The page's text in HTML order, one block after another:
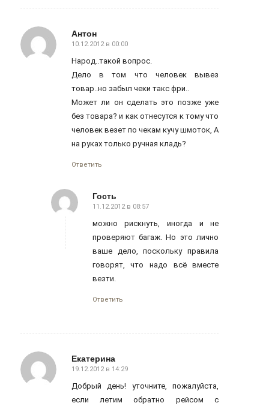
Антон
говорит:
10.12.2012 в 00:00
Народ..такой вопрос.
Дело в том что человек вывез
товар..но забыл чеки такс фри..
Может ли он сделать это позже уже
без товара? и как отнесутся к тому что
человек везет по чекам кучу шмоток, А
на руках только ручная кладь?
Ответить
Гость
говорит:
11.12.2012 в 08:57
можно рискнуть, иногда и не
проверяют багаж. Но это лично
ваше дело, поскольку правила
говорят, что надо всё вместе
везти.
Ответить
Екатерина
говорит:
19.12.2012 в 14:29
Добрый день! уточните, пожалуйста,
если летим обратно рейсом с